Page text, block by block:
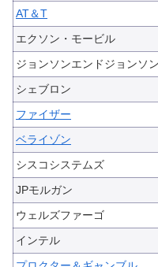
AT＆T
エクソン・モービル
ジョンソンエンドジョンソン
シェブロン
ファイザー
ベライゾン
シスコシステムズ
JPモルガン
ウェルズファーゴ
インテル